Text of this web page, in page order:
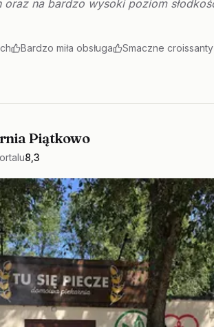
oraz na bardzo wysoki poziom
Bardzo miła obsługa Smaczne
Piątkowo
8,3